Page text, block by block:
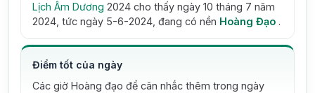
Lịch Âm Dương 2024 cho thấy ngày 10 tháng 7 năm
2024, tức ngày 5-6-2024, đang có nền Hoàng Đạo .
Điểm tốt của ngày
Các giờ Hoàng đạo để cân nhắc thêm trong ngày